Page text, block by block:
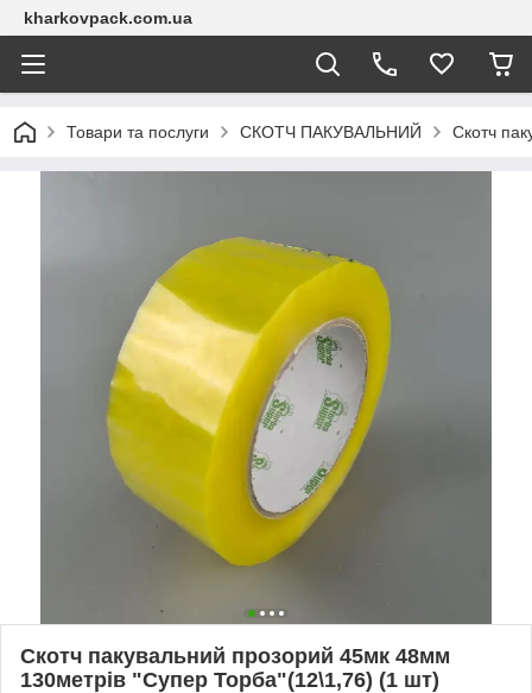
kharkovpack.com.ua
Товари та послуги СКОТЧ ПАКУВАЛЬНИЙ Скотч
Скотч пакувальний прозорий 45мк 48мм
130метрів "Супер Торба"(12\1,76) (1 шт)